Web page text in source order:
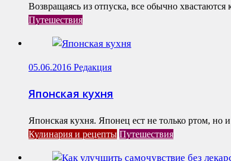
Возвращаясь из отпуска, все обычно
Путешествия
05.06.2016 Редакция
Японская кухня
Японская кухня. Японец ест не только ртом,
Кулинария и рецепты Путешествия